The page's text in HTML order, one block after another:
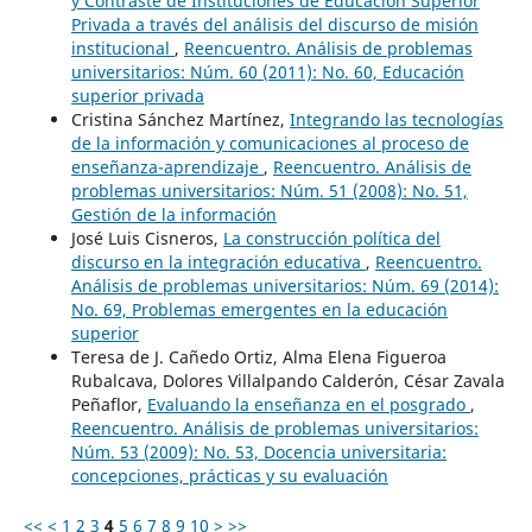
Privada a través del análisis del discurso de misión
institucional , Reencuentro. Análisis de problemas
universitarios: Núm. 60 (2011): No. 60, Educación
superior privada
Cristina Sánchez Martínez, Integrando las tecnologías
de la información y comunicaciones al proceso de
enseñanza-aprendizaje , Reencuentro. Análisis de
problemas universitarios: Núm. 51 (2008): No. 51,
Gestión de la información
José Luis Cisneros, La construcción política del
discurso en la integración educativa , Reencuentro.
Análisis de problemas universitarios: Núm. 69 (2014):
No. 69, Problemas emergentes en la educación
superior
Teresa de J. Cañedo Ortiz, Alma Elena Figueroa
Rubalcava, Dolores Villalpando Calderón, César Zavala
Peñaflor, Evaluando la enseñanza en el posgrado ,
Reencuentro. Análisis de problemas universitarios:
Núm. 53 (2009): No. 53, Docencia universitaria:
concepciones, prácticas y su evaluación
<< < 1 2 3 4 5 6 7 8 9 10 > >>